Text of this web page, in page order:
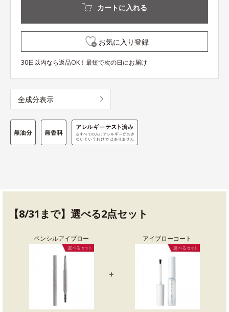
カートに入れる
お気に入り登録
30日以内なら返品OK！最短で次の日にお届け
全成分表示
【8/31まで】選べる2点セット
ペンシルアイブロー アイブローコート